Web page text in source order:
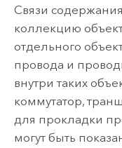
Связи
коллекцию
отдельного
провода и
внутри таких
коммутатор,
для прокладки
могут быть